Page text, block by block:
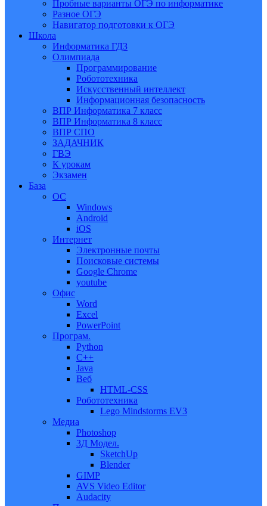
Пробные варианты ОГЭ по информатике
Разное ОГЭ
Навигатор подготовки к ОГЭ
Школа
Информатика ГДЗ
Олимпиада
Программирование
Робототехника
Искусственный интеллект
Информационная безопасность
ВПР Информатика 7 класс
ВПР Информатика 8 класс
ВПР СПО
ЗАДАЧНИК
ГВЭ
К урокам
Экзамен
База
ОС
Windows
Android
iOS
Интернет
Электронные почты
Поисковые системы
Google Chrome
youtube
Офис
Word
Excel
PowerPoint
Програм.
Python
C++
Java
Веб
HTML-CSS
Робототехника
Lego Mindstorms EV3
Медиа
Photoshop
3Д Модел.
SketchUp
Blender
GIMP
AVS Video Editor
Audacity